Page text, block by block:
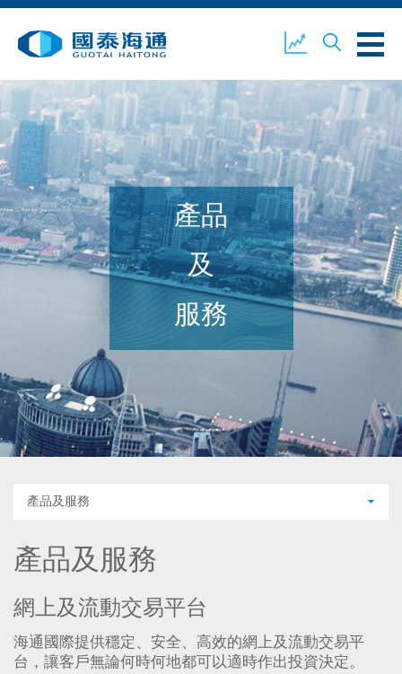
業務概覽 公司新聞
環境、社會及企業管治 國泰海通證券 聯絡我們
產品
及
服務
產品及服務
產品及服務
網上及流動交易平台
海通國際提供穩定、安全、高效的網上及流動交易平
台，讓客戶無論何時何地都可以適時作出投資決定。